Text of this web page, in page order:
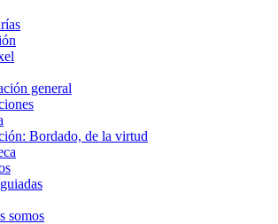
general
Bordado, de la virtud
somos